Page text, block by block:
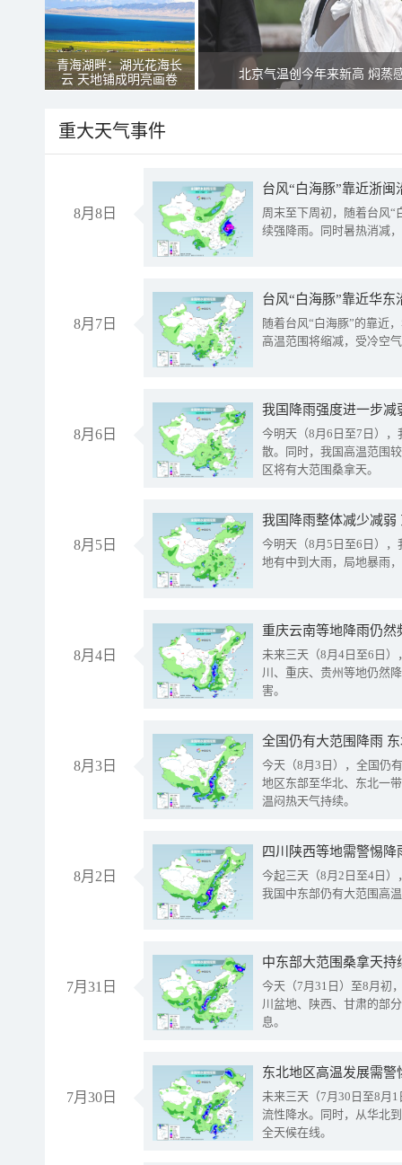
青海湖畔：湖光花海长
云 天地铺成明亮画卷
北京气温创今年来新高 焖蒸
重大天气事件
8月8日
台风“白海豚”靠近浙
周末至下周初，随着台风“
续强降雨。同时暑热消减
8月7日
台风“白海豚”靠近华
随着台风“白海豚”的靠近
高温范围将缩减，受冷空
8月6日
今明天（8月6日至7日）
散。同时，我国高温范围
区将有大范围桑拿天。
8月5日
我国降雨整体减少减弱
今明天（8月5日至6日）
地有中到大雨，局地暴雨
8月4日
重庆云南等地降雨仍然
未来三天（8月4日至6日
川、重庆、贵州等地仍然
害。
8月3日
全国仍有大范围降雨
今天（8月3日），全国仍
地区东部至华北、东北一
温闷热天气持续。
8月2日
今起三天（8月2日至4日
我国中东部仍有大范围高
7月31日
中东部大范围桑拿天
今天（7月31日）至8月初
川盆地、陕西、甘肃的部
息。
7月30日
东北地区高温发展需
未来三天（7月30日至8月
流性降水。同时，从华北
全天候在线。